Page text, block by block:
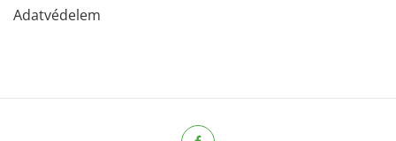
Adatvédelem